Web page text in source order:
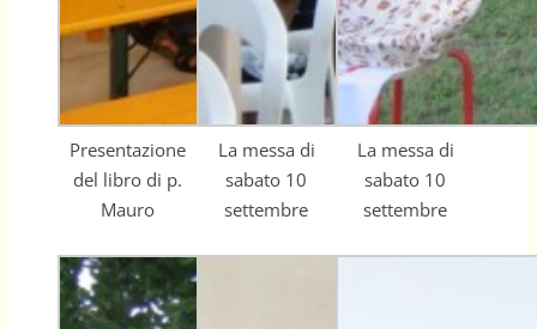
Presentazione
del libro di p.
Mauro
La messa di
sabato 10
settembre
La messa di
sabato 10
settembre